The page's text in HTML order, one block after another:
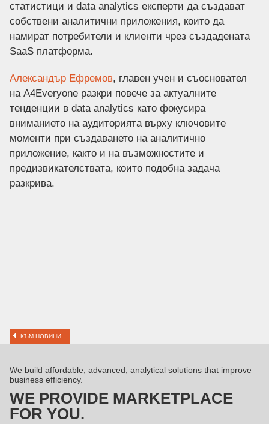
статистици и data analytics експерти да създават
собствени аналитични приложения, които да
намират потребители и клиенти чрез създадената
SaaS платформа.
Александър Ефремов, главен учен и съосновател
на A4Everyone разкри повече за актуалните
тенденции в data analytics като фокусира
вниманието на аудиторията върху ключовите
моменти при създаването на аналитично
приложение, както и на възможностите и
предизвикателствата, които подобна задача
разкрива.
КЪМ НОВИНИ
We build affordable, advanced, analytical solutions that improve
business efficiency.
WE PROVIDE MARKETPLACE
FOR YOU.